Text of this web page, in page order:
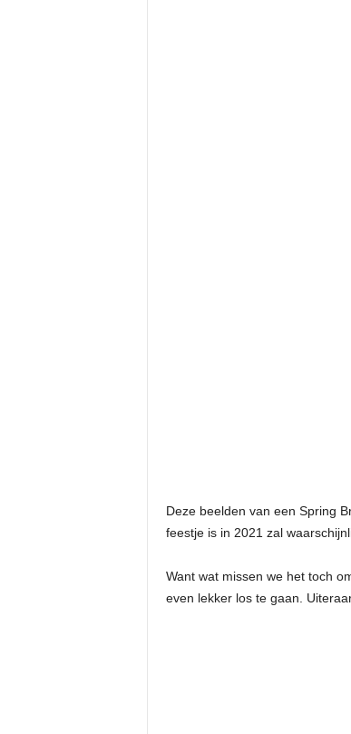
Deze beelden van een Spring
feestje is in 2021 zal
Want wat missen we het toch
even lekker los te gaan.